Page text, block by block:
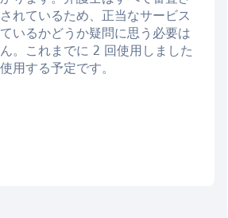
れているため、正当なサービス
いるかどうか疑問に思う必要は
。これまでに 2 回使用しました
用する予定です。